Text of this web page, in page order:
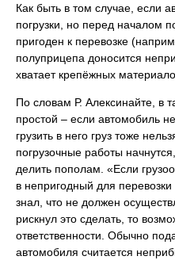
Как быть в том случае, если
погрузки, но перед началом
пригоден к перевозке
полуприцепа доносится
хватает крепёжных
По словам Р. Алексинайте, в
простой – если автомобиль
грузить в него груз тоже
погрузочные работы
делить пополам. «Если
в непригодный для
знал, что не должен
рискнул это сделать, то
ответственности. Обычно
автомобиля считается